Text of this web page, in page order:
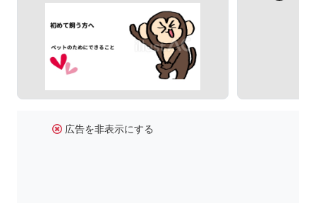
広告を非表示にする